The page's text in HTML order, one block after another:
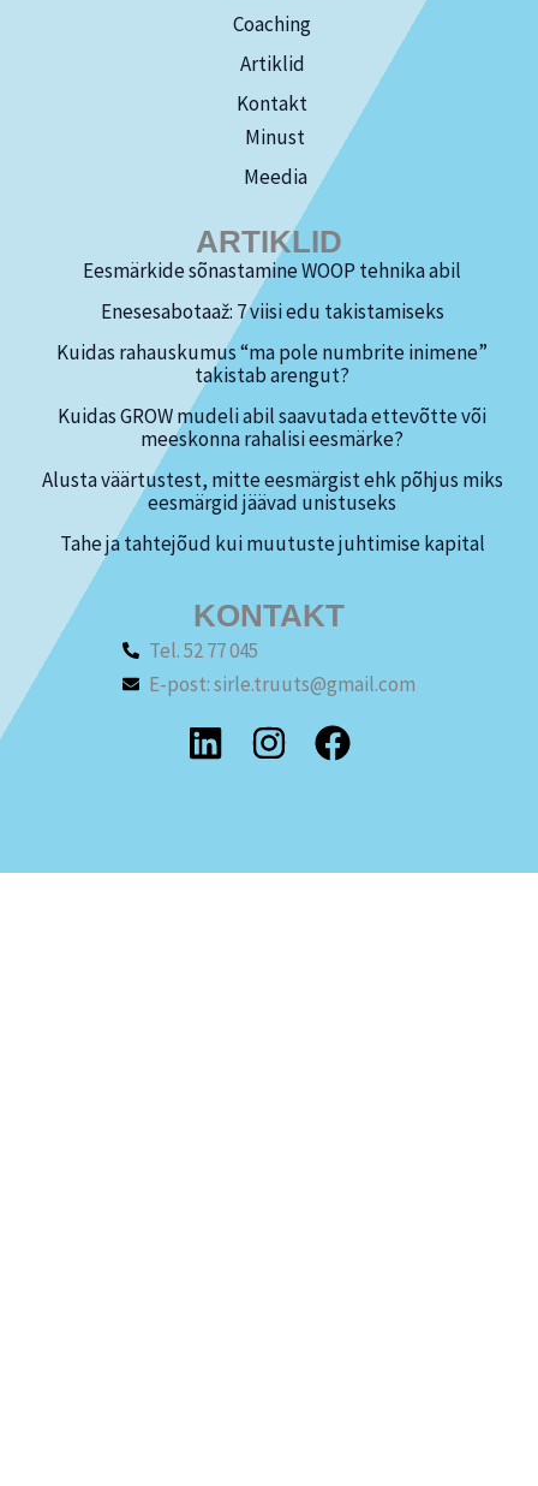
Coaching
Artiklid
Kontakt
Minust
Meedia
ARTIKLID
Eesmärkide sõnastamine WOOP tehnika abil
Enesesabotaaž: 7 viisi edu takistamiseks
Kuidas rahauskumus “ma pole numbrite inimene”
takistab arengut?
Kuidas GROW mudeli abil saavutada ettevõtte või
meeskonna rahalisi eesmärke?
Alusta väärtustest, mitte eesmärgist ehk põhjus miks
eesmärgid jäävad unistuseks
Tahe ja tahtejõud kui muutuste juhtimise kapital
KONTAKT
Tel. 52 77 045
E-post: sirle.truuts@gmail.com
L
e
I
a
F
b